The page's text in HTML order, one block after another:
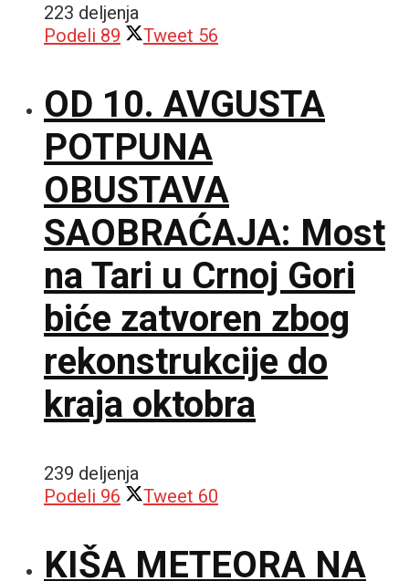
223 deljenja
Podeli 89 Tweet 56
OD 10. AVGUSTA
POTPUNA
OBUSTAVA
SAOBRAĆAJA: Most
na Tari u Crnoj Gori
biće zatvoren zbog
rekonstrukcije do
kraja oktobra
239 deljenja
Podeli 96 Tweet 60
KIŠA METEORA NA